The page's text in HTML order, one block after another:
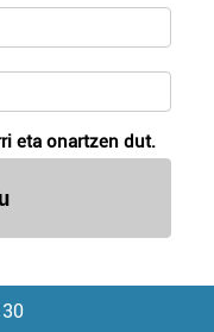
eta onartzen dut.